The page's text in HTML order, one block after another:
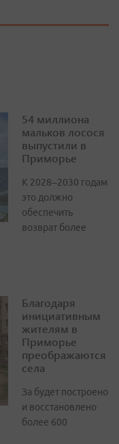
54 миллиона
мальков лосося
выпустили в
Приморье
К 2028–2030 годам
это должно
обеспечить
возврат более
Благодаря
инициативным
жителям в
Приморье
преображаются
села
За будет построено
и восстановлено
более 600